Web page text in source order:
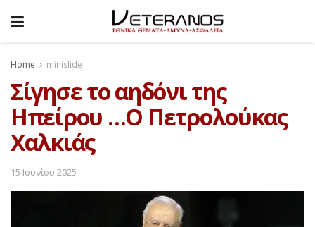
Home minislide
Σίγησε το αηδόνι της
Ηπείρου …Ο Πετρολούκας
Χαλκιάς
15 Ιουνίου 2025